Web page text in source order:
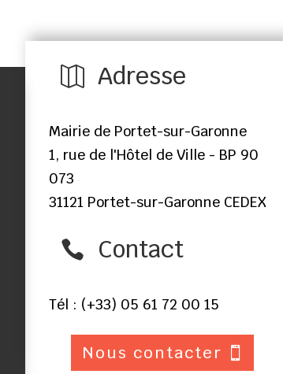
 Adresse
Mairie de Portet-sur-Garonne
1, rue de l'Hôtel de Ville - BP 90
073
31121 Portet-sur-Garonne CEDEX
 Contact
Tél : (+33) 05 61 72 00 15
Nous contacter